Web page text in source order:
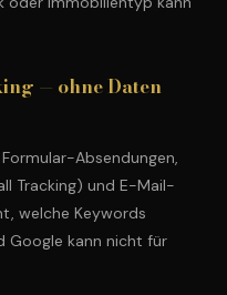
— ohne Daten
Absendungen,
Tracking) und E-Mail-
welche Keywords
Google kann nicht für